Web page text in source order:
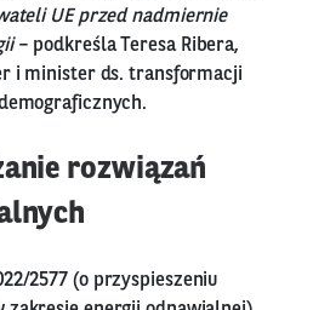
UE przed nadmiernie
– podkreśla Teresa Ribera,
i minister ds. transformacji
rozwiązań
2577 (o przyspieszeniu